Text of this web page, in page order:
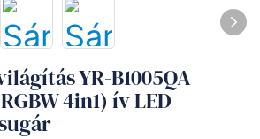
YR-B1005QA
4in1) ív LED